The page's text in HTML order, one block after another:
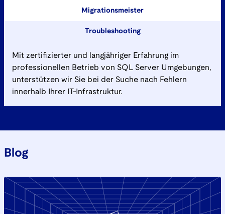
Migrationsmeister
Troubleshooting
Mit zertifizierter und langjähriger Erfahrung im
professionellen Betrieb von SQL Server Umgebungen,
unterstützen wir Sie bei der Suche nach Fehlern
innerhalb Ihrer IT-Infrastruktur.
Blog